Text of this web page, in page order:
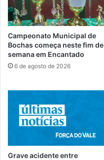
Campeonato Municipal de
Bochas começa neste fim de
semana em Encantado
6 de agosto de 2026
Grave acidente entre